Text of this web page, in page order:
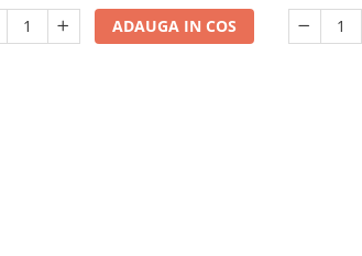
ADAUGA IN COS